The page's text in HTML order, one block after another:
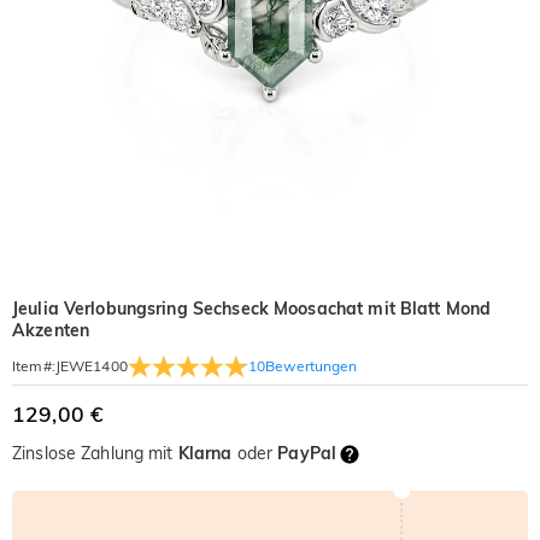
Jeulia Verlobungsring Sechseck Moosachat mit Blatt Mond
Akzenten
Item#: JEWE1400 10Bewertungen
129,00 €
Zinslose Zahlung mit Klarna oder PayPal